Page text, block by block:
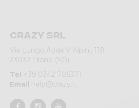
Crazy srl
Via Lungo Adda V Alpini, 118
23037 Tirano (SO)
Tel +39 0342 706371
Email help@crazy.it